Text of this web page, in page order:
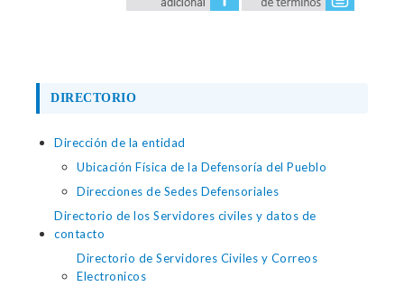
DIRECTORIO
Dirección de la entidad
Ubicación Física de la Defensoría del Pueblo
Direcciones de Sedes Defensoriales
Directorio de los Servidores civiles y datos de
contacto
Directorio de Servidores Civiles y Correos
Electronicos